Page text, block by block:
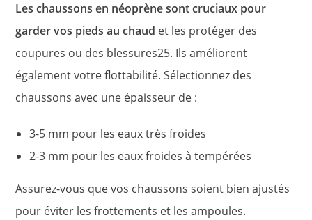
Les chaussons en néoprène sont cruciaux pour
garder vos pieds au chaud et les protéger des
coupures ou des blessures25. Ils améliorent
également votre flottabilité. Sélectionnez des
chaussons avec une épaisseur de :
3-5 mm pour les eaux très froides
2-3 mm pour les eaux froides à tempérées
Assurez-vous que vos chaussons soient bien ajustés
pour éviter les frottements et les ampoules.